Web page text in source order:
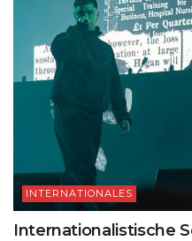
INTERNATIONALES
Internationalistische